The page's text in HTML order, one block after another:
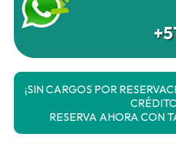
¡SIN CARGOS POR
RESERVA AHORA CON